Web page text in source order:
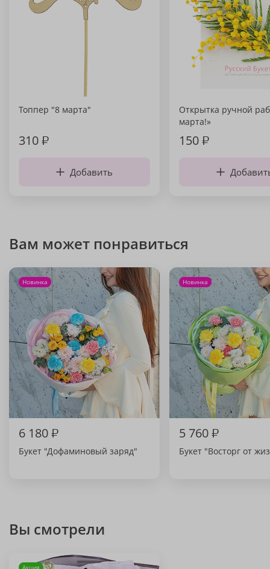
Топпер "8 марта"
310₽
Добавить
Открытка ручной
марта!»
150₽
Вам может понравиться
Новинка
6 180₽
Букет "Дофаминовый заряд"
Новинка
5 760₽
Букет "Восторг от
Вы смотрели
Акция